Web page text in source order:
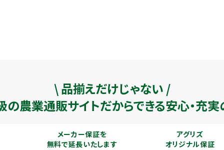
\ 品揃えだけじゃない /
の農業通販サイトだからできる安心・充
メーカー保証を
無料で延長いたします
アグリズ
オリジナル保証